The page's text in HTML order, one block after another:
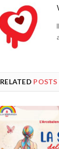
RELATED POSTS